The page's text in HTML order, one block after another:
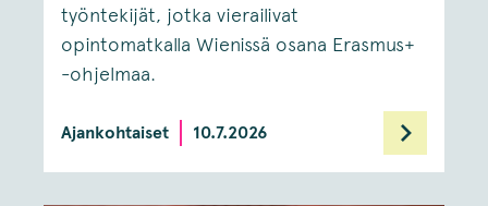
työntekijät, jotka vierailivat
opintomatkalla Wienissä osana Erasmus+
-ohjelmaa.
Ajankohtaiset 10.7.2026